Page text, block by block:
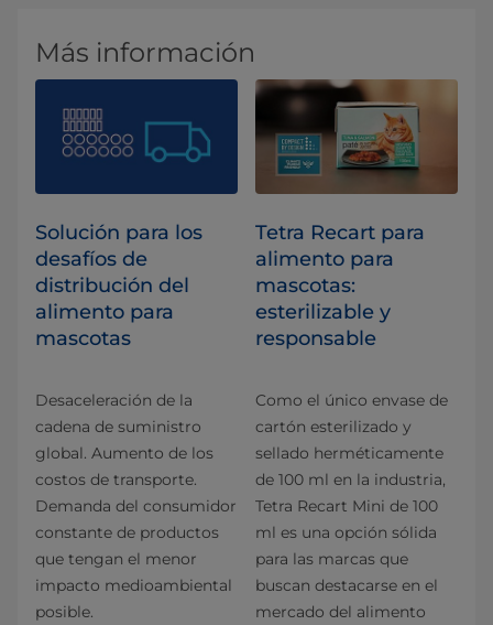
Más información
Solución para los
desafíos de
distribución del
alimento para
mascotas
Desaceleración de la
cadena de suministro
global. Aumento de los
costos de transporte.
Demanda del consumidor
constante de productos
que tengan el menor
impacto medioambiental
posible.
Tetra Recart para
alimento para
mascotas:
esterilizable y
responsable
Como el único envase de
cartón esterilizado y
sellado herméticamente
de 100 ml en la industria,
Tetra Recart Mini de 100
ml es una opción sólida
para las marcas que
buscan destacarse en el
mercado del alimento